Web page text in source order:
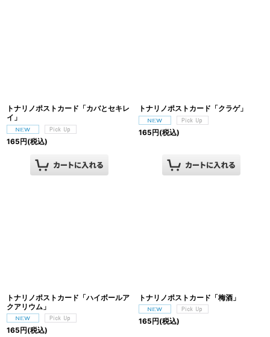
トナリノポストカード「カバとセキレ
イ」
165円(税込)
トナリノポストカード「クラゲ」
165円(税込)
トナリノポストカード「ハイボールア
クアリウム」
165円(税込)
トナリノポストカード「梅酒」
165円(税込)